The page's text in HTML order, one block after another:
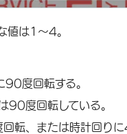
値は1～4。
90度回転する。
90度回転している。
転、または時計回りに